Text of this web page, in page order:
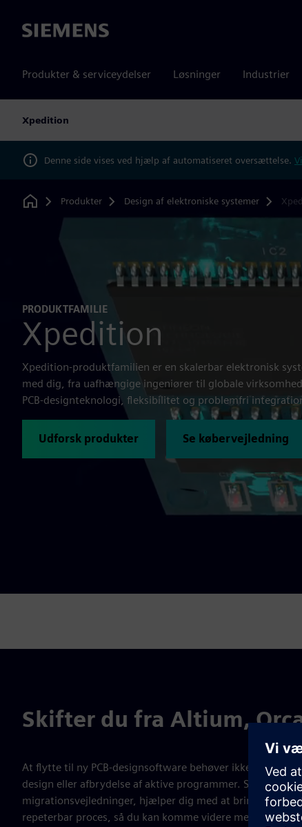
Siemens
Produkter & serviceydelser Løsninger Industrier
Xpedition
Denne side vises ved hjælp af automatiseret oversættelse.
Home
Produkter Design af elektroniske systemer
PRODUKTFAMILIE
Xpedition
Xpedition-produktfamilien er en skalerbar elektronisk
med dig, fra uafhængige ingeniører til globale
PCB-designteknologi, fleksibilitet og problemfri
Udforsk produkter Se købervejledning
Skifter du fra Altium,
At flytte til ny PCB-designsoftware behøver ikke at
design eller afbrydelse af aktive programmer. Siemens
migrationsvejledninger, hjælper dig med at bringe dit
repeterbar proces, så du kan komme videre med tillid.